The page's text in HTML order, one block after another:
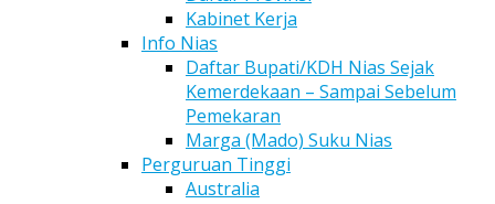
Kabinet Kerja
Info Nias
Daftar Bupati/KDH Nias Sejak
Kemerdekaan – Sampai Sebelum
Pemekaran
Marga (Mado) Suku Nias
Perguruan Tinggi
Australia